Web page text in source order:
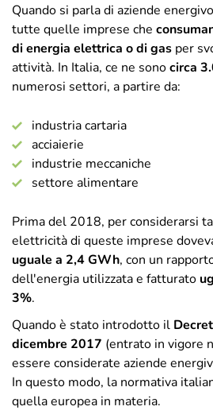
Quando si parla di aziende
tutte quelle imprese che
di energia elettrica o di gas per
attività. In Italia, ce ne sonocirca
numerosi settori, a partire da:
industria cartaria
acciaierie
industrie meccaniche
settore alimentare
Prima del 2018, per considerarsi
elettricità di queste imprese
uguale a 2,4 GWh, con un
dell'energia utilizzata e fatturato
3%.
Quando è stato introdotto il
dicembre 2017 (entrato in vigore
essere considerate aziende
In questo modo, la normativa
quella europea in materia.